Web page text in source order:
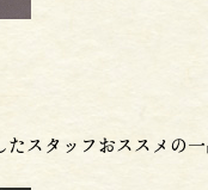
スタッフおススメの